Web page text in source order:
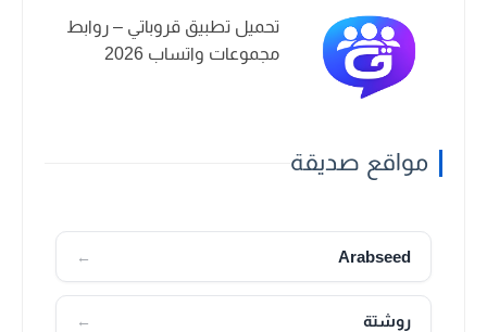
تحميل تطبيق قروباتي – روابط
مجموعات واتساب 2026
مواقع صديقة
Arabseed
←
روشتة ←